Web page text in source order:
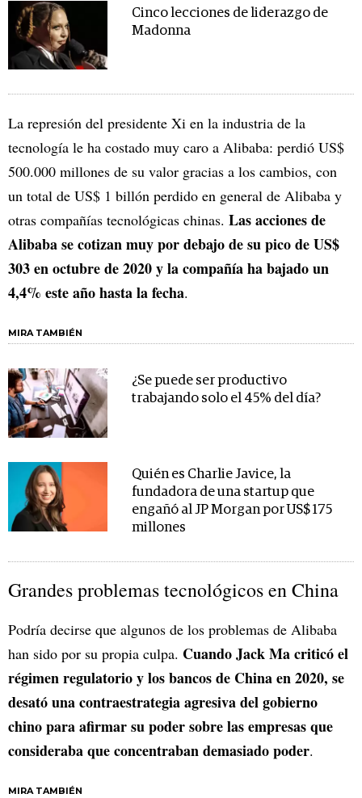
Cinco lecciones de liderazgo de
Madonna
La represión del presidente Xi en la industria de la
tecnología le ha costado muy caro a Alibaba: perdió US$
500.000 millones de su valor gracias a los cambios, con
un total de US$ 1 billón perdido en general de Alibaba y
otras compañías tecnológicas chinas. Las acciones de
Alibaba se cotizan muy por debajo de su pico de US$
303 en octubre de 2020 y la compañía ha bajado un
4,4% este año hasta la fecha.
MIRA TAMBIÉN
¿Se puede ser productivo
trabajando solo el 45% del día?
Quién es Charlie Javice, la
fundadora de una startup que
engañó al JP Morgan por US$ 175
millones
Grandes problemas tecnológicos en China
Podría decirse que algunos de los problemas de Alibaba
han sido por su propia culpa. Cuando Jack Ma criticó el
régimen regulatorio y los bancos de China en 2020, se
desató una contraestrategia agresiva del gobierno
chino para afirmar su poder sobre las empresas que
consideraba que concentraban demasiado poder.
MIRA TAMBIÉN